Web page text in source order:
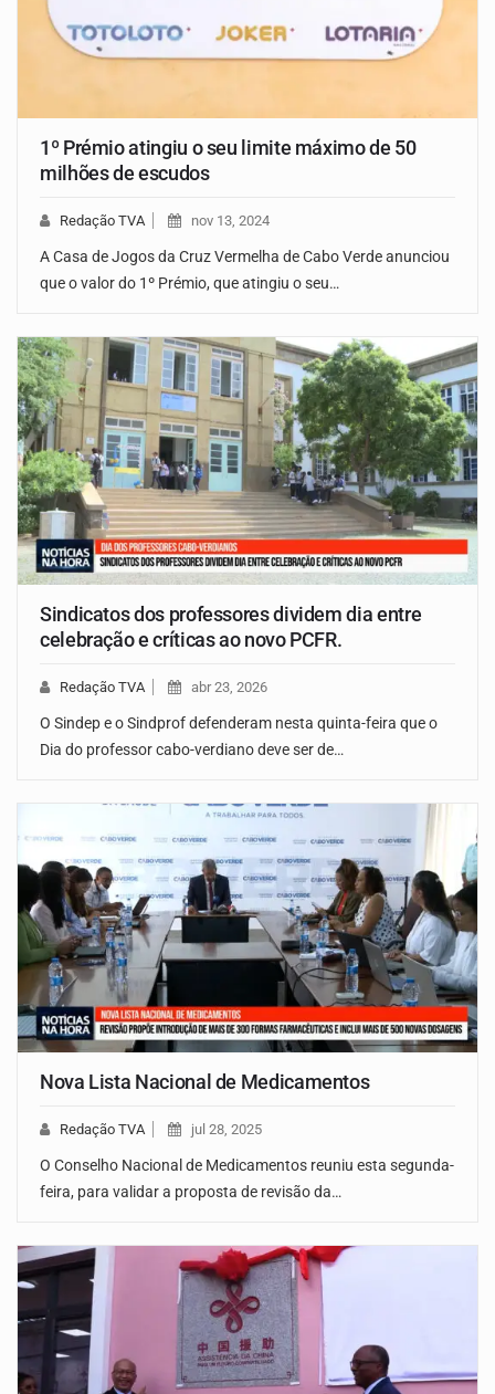
1º Prémio atingiu o seu limite máximo de 50
milhões de escudos
Redação TVA nov 13, 2024
A Casa de Jogos da Cruz Vermelha de Cabo Verde anunciou
que o valor do 1º Prémio, que atingiu o seu…
Sindicatos dos professores dividem dia entre
celebração e críticas ao novo PCFR.
Redação TVA abr 23, 2026
O Sindep e o Sindprof defenderam nesta quinta-feira que o
Dia do professor cabo-verdiano deve ser de…
Nova Lista Nacional de Medicamentos
Redação TVA jul 28, 2025
O Conselho Nacional de Medicamentos reuniu esta segunda-
feira, para validar a proposta de revisão da…